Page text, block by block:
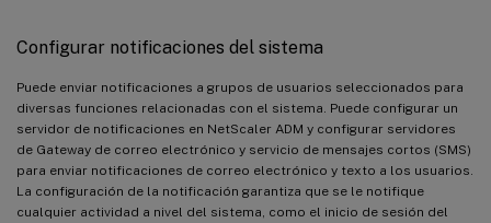
Configurar notificaciones del sistema
Puede enviar notificaciones a grupos de usuarios seleccionados para
diversas funciones relacionadas con el sistema. Puede configurar un
servidor de notificaciones en NetScaler ADM y configurar servidores
de Gateway de correo electrónico y servicio de mensajes cortos (SMS)
para enviar notificaciones de correo electrónico y texto a los usuarios.
La configuración de la notificación garantiza que se le notifique
cualquier actividad a nivel del sistema, como el inicio de sesión del